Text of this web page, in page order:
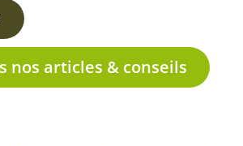
nos articles & conseils